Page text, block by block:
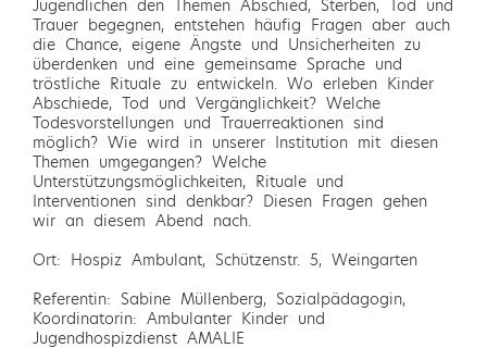
Jugendlichen den Themen Abschied, Sterben, Tod und
Trauer begegnen, entstehen häufig Fragen aber auch
die Chance, eigene Ängste und Unsicherheiten zu
überdenken und eine gemeinsame Sprache und
tröstliche Rituale zu entwickeln. Wo erleben Kinder
Abschiede, Tod und Vergänglichkeit? Welche
Todesvorstellungen und Trauerreaktionen sind
möglich? Wie wird in unserer Institution mit diesen
Themen umgegangen? Welche
Unterstützungsmöglichkeiten, Rituale und
Interventionen sind denkbar? Diesen Fragen gehen
wir an diesem Abend nach.
Ort: Hospiz Ambulant, Schützenstr. 5, Weingarten
Referentin: Sabine Müllenberg, Sozialpädagogin,
Koordinatorin: Ambulanter Kinder und
Jugendhospizdienst AMALIE